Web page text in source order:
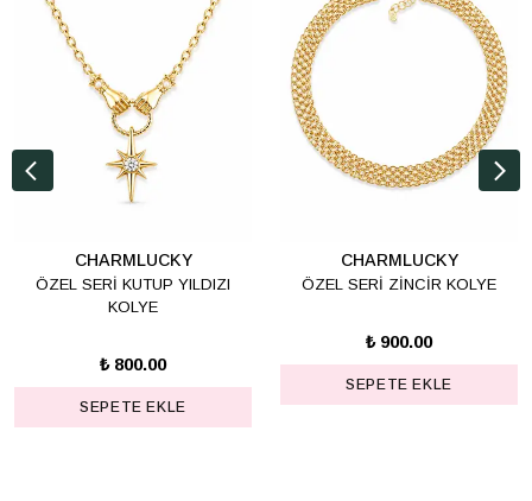
CHARMLUCKY
ÖZEL SERİ KUTUP YILDIZI
KOLYE
₺ 800.00
SEPETE EKLE
CHARMLUCKY
ÖZEL SERİ ZİNCİR KOLYE
₺ 900.00
SEPETE EKLE